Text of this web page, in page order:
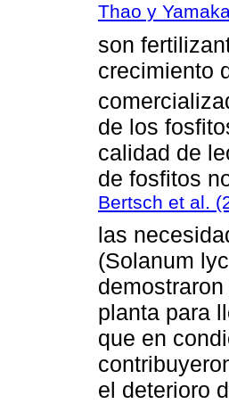
Thao y
son
crecimiento
de los
calidad de
de fosfitos
Bertsch et al.
las
(Solanum
planta para
que en
el deterioro